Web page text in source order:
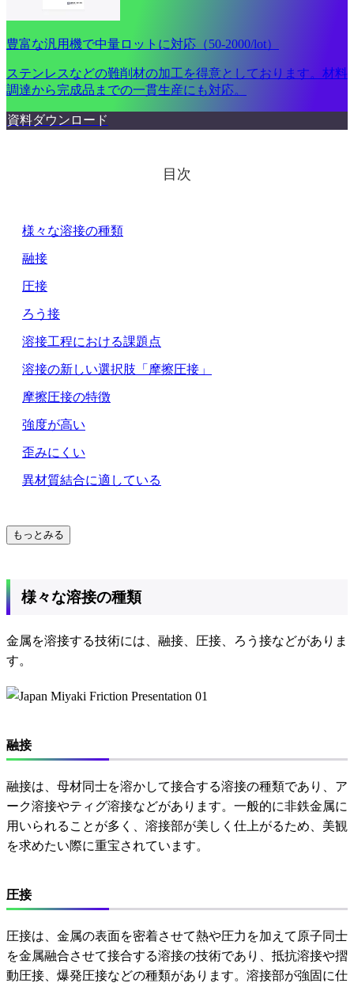
豊富な汎用機で中量ロットに対応（50-2000/lot）
ステンレスなどの難削材の加工を得意としております。材料
調達から完成品までの一貫生産にも対応。
資料ダウンロード
目次
様々な溶接の種類
融接
圧接
ろう接
溶接工程における課題点
溶接の新しい選択肢「摩擦圧接」
摩擦圧接の特徴
強度が高い
歪みにくい
異材質結合に適している
もっとみる
様々な溶接の種類
金属を溶接する技術には、融接、圧接、ろう接などがありま
す。
融接
融接は、母材同士を溶かして接合する溶接の種類であり、ア
ーク溶接やティグ溶接などがあります。一般的に非鉄金属に
用いられることが多く、溶接部が美しく仕上がるため、美観
を求めたい際に重宝されています。
圧接
圧接は、金属の表面を密着させて熱や圧力を加えて原子同士
を金属融合させて接合する溶接の技術であり、抵抗溶接や摺
動圧接、爆発圧接などの種類があります。溶接部が強固に仕